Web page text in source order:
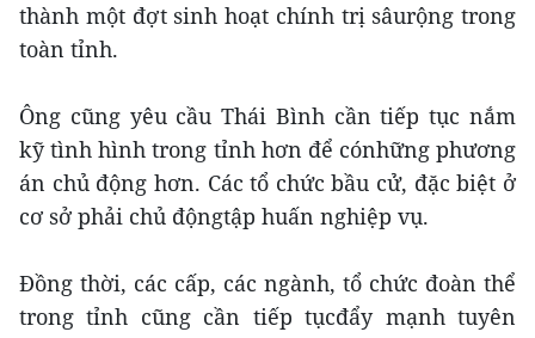
thành một đợt sinh hoạt chính trị sâurộng trong
toàn tỉnh.
Ông cũng yêu cầu Thái Bình cần tiếp tục nắm
kỹ tình hình trong tỉnh hơn để cónhững phương
án chủ động hơn. Các tổ chức bầu cử, đặc biệt ở
cơ sở phải chủ độngtập huấn nghiệp vụ.
Đồng thời, các cấp, các ngành, tổ chức đoàn thể
trong tỉnh cũng cần tiếp tụcđẩy mạnh tuyên